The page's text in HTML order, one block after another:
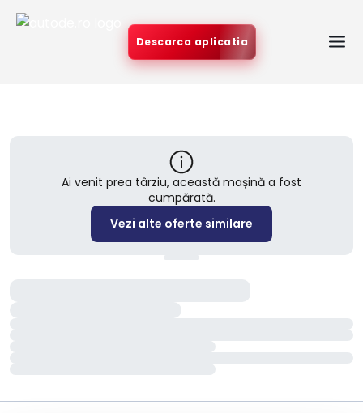
Descarca aplicatia
Ai venit prea târziu, această mașină a fost
cumpărată.
Vezi alte oferte similare